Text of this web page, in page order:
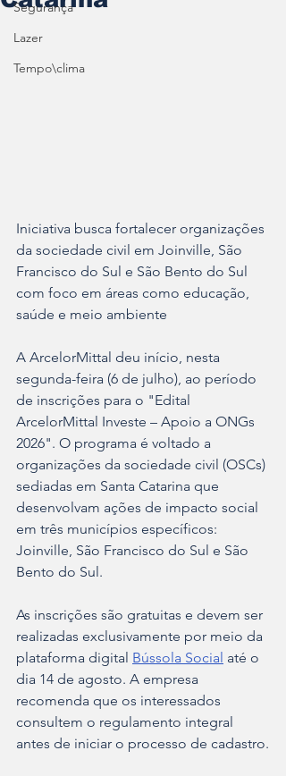
Segurança
Lazer
Tempo\clima
Iniciativa busca fortalecer organizações
da sociedade civil em Joinville, São
Francisco do Sul e São Bento do Sul
com foco em áreas como educação,
saúde e meio ambiente
A ArcelorMittal deu início, nesta
segunda-feira (6 de julho), ao período
de inscrições para o "Edital
ArcelorMittal Investe – Apoio a ONGs
2026". O programa é voltado a
organizações da sociedade civil (OSCs)
sediadas em Santa Catarina que
desenvolvam ações de impacto social
em três municípios específicos:
Joinville, São Francisco do Sul e São
Bento do Sul.
As inscrições são gratuitas e devem ser
realizadas exclusivamente por meio da
plataforma digital Bússola Social até o
dia 14 de agosto. A empresa
recomenda que os interessados
consultem o regulamento integral
antes de iniciar o processo de cadastro.